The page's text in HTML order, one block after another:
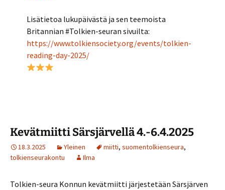
Lisätietoa lukupäivästä ja sen teemoista
Britannian #Tolkien-seuran sivuilta:
https://www.tolkiensociety.org/events/tolkien-
reading-day-2025/
Kevätmiitti Särsjärvellä 4.-6.4.2025
18.3.2025 Yleinen miitti, suomentolkienseura,
tolkienseurakontu
Ilma
Tolkien-seura Konnun kevätmiitti järjestetään Särsjärven